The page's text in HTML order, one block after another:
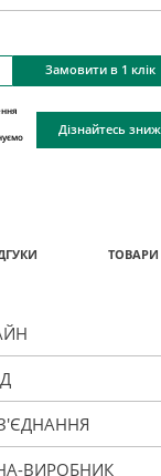
Замовити в 1 клік
Дізнайтесь
ТОВАРИ
ВИРОБНИК